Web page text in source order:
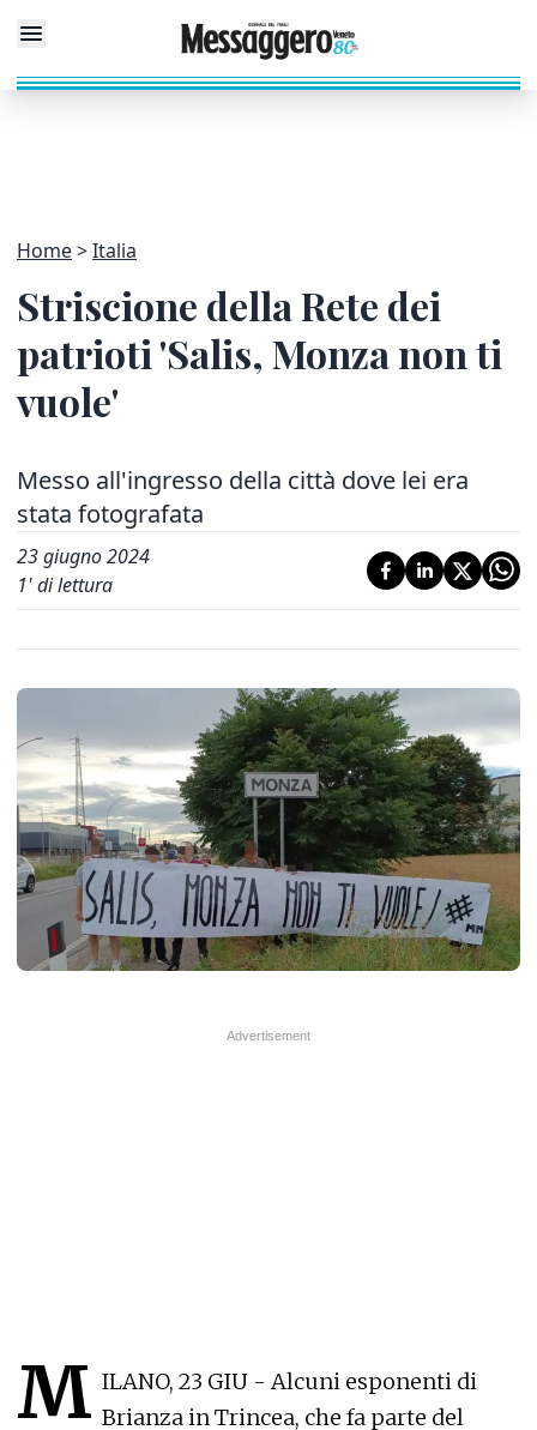
Home Italia
Striscione della Rete dei
patrioti 'Salis, Monza non ti
vuole'
Messo all'ingresso della città dove lei era
stata fotografata
23 giugno 2024
1' di lettura
M ILANO, 23 GIU - Alcuni esponenti di
Brianza in Trincea, che fa parte del